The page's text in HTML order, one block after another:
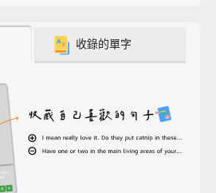
收錄的單字